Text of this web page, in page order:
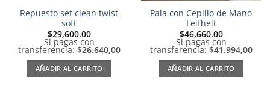
Repuesto set clean twist
soft
$29,600.00
Si pagas con
transferencia: $26.640,00
AÑADIR AL CARRITO
Pala con Cepillo de Mano
Leifheit
$46,660.00
Si pagas con
transferencia: $41.994,00
AÑADIR AL CARRITO